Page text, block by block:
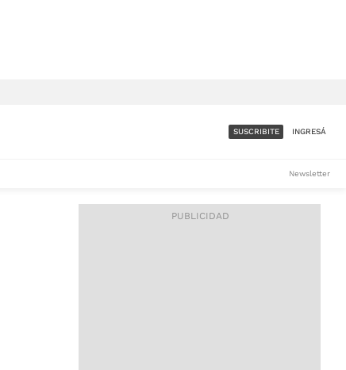
ACCESO FULL - $1.800/MES
SUSCRIBITE INGRESÁ
Newsletter